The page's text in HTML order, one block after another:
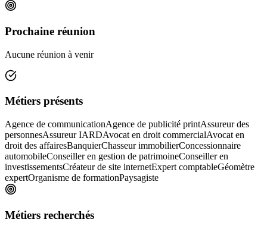
Prochaine réunion
Aucune réunion à venir
Métiers présents
Agence de communicationAgence de publicité printAssureur des
personnesAssureur IARDAvocat en droit commercialAvocat en
droit des affairesBanquierChasseur immobilierConcessionnaire
automobileConseiller en gestion de patrimoineConseiller en
investissementsCréateur de site internetExpert comptableGéomètre
expertOrganisme de formationPaysagiste
Métiers recherchés